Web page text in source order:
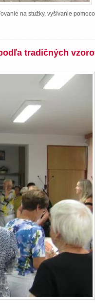
na stužky, vyšívanie
tradičných